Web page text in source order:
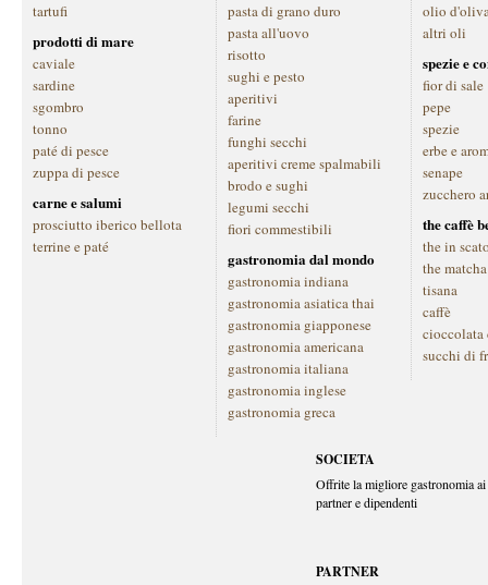
tartufi
prodotti di mare
caviale
sardine
sgombro
tonno
paté di pesce
zuppa di pesce
carne e salumi
prosciutto iberico bellota
terrine e paté
pasta di grano duro
pasta all'uovo
risotto
sughi e pesto
aperitivi
farine
funghi secchi
aperitivi creme spalmabili
brodo e sughi
legumi secchi
fiori commestibili
gastronomia dal mondo
gastronomia indiana
gastronomia asiatica thai
gastronomia giapponese
gastronomia americana
gastronomia italiana
gastronomia inglese
gastronomia greca
olio
altri oli
spezie e
fior di sale
pepe
spezie
erbe e
senape
zucchero
the caffè
the in
the matcha
tisana
caffè
cioccolata
succhi di
SOCIETA
Offrite la migliore gastronomia
partner e dipendenti
PARTNER